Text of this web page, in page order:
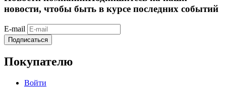
новости, чтобы быть в курсе последних событий
E-mail
Подписаться
Покупателю
Войти